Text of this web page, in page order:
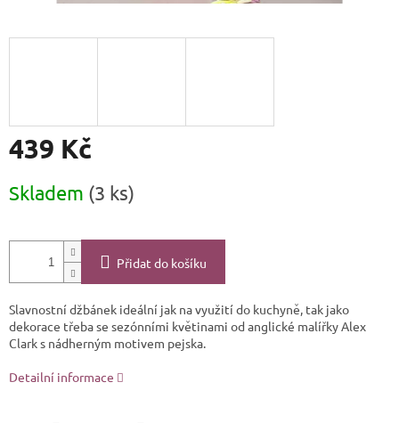
439 Kč
cena:
Skladem (3 ks)
Přidat do košíku
Slavnostní džbánek ideální jak na využití do kuchyně, tak jako
dekorace třeba se sezónními květinami od anglické malířky Alex
Clark s nádherným motivem pejska.
Detailní informace